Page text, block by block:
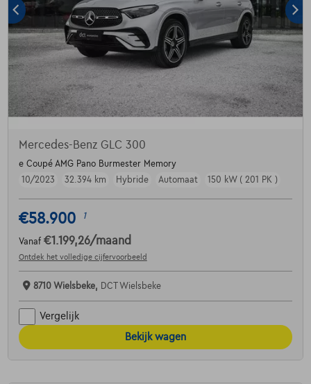
Mercedes-Benz GLC 300
e Coupé AMG Pano Burmester Memory
10/2023
32.394 km Hybride Automaat 150 kW ( 201 PK )
€58.900 1
Vanaf €1.199,26/maand
Ontdek het volledige cijfervoorbeeld
8710 Wielsbeke, DCT Wielsbeke
Vergelijk
Bekijk wagen